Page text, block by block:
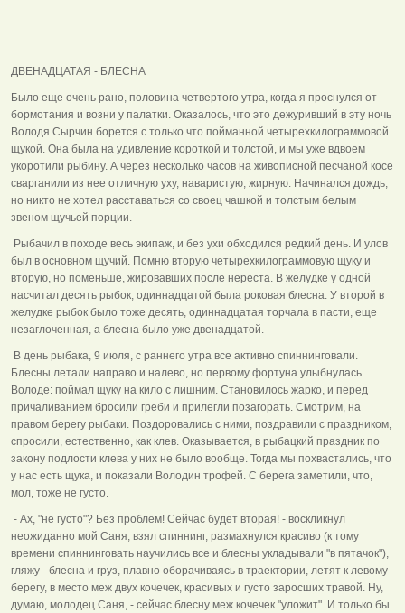
ДВЕНАДЦАТАЯ - БЛЕСНА
Было еще очень рано, половина четвертого утра, когда я проснулся от
бормотания и возни у палатки. Оказалось, что это дежуривший в эту ночь
Володя Сырчин борется с только что пойманной четырехкилограммовой
щукой. Она была на удивление короткой и толстой, и мы уже вдвоем
укоротили рыбину. А через несколько часов на живописной песчаной косе
сварганили из нее отличную уху, наваристую, жирную. Начинался дождь,
но никто не хотел расставаться со своец чашкой и толстым белым
звеном щучьей порции.
Рыбачил в походе весь экипаж, и без ухи обходился редкий день. И улов
был в основном щучий. Помню вторую четырехкилограммовую щуку и
вторую, но поменьше, жировавших после нереста. В желудке у одной
насчитал десять рыбок, одиннадцатой была роковая блесна. У второй в
желудке рыбок было тоже десять, одиннадцатая торчала в пасти, еще
незаглоченная, а блесна было уже двенадцатой.
В день рыбака, 9 июля, с раннего утра все активно спиннинговали.
Блесны летали направо и налево, но первому фортуна улыбнулась
Володе: поймал щуку на кило с лишним. Становилось жарко, и перед
причаливанием бросили греби и прилегли позагорать. Смотрим, на
правом берегу рыбаки. Поздоровались с ними, поздравили с праздником,
спросили, естественно, как клев. Оказывается, в рыбацкий праздник по
закону подлости клева у них не было вообще. Тогда мы похвастались, что
у нас есть щука, и показали Володин трофей. С берега заметили, что,
мол, тоже не густо.
- Ах, "не густо"? Без проблем! Сейчас будет вторая! - воскликнул
неожиданно мой Саня, взял спиннинг, размахнулся красиво (к тому
времени спиннинговать научились все и блесны укладывали "в пятачок"),
гляжу - блесна и груз, плавно оборачиваясь в траектории, летят к левому
берегу, в место меж двух кочечек, красивых и густо заросших травой. Ну,
думаю, молодец Саня, - сейчас блесну меж кочечек "уложит". И только бы